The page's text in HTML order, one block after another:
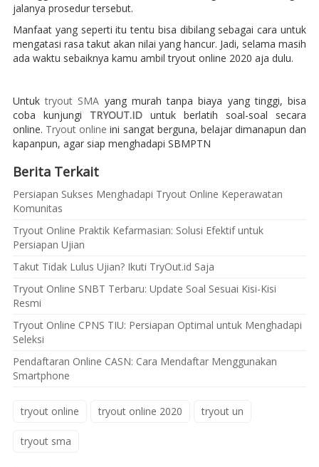
jalanya prosedur tersebut.
Manfaat yang seperti itu tentu bisa dibilang sebagai cara untuk
mengatasi rasa takut akan nilai yang hancur. Jadi, selama masih
ada waktu sebaiknya kamu ambil tryout online 2020 aja dulu.
Untuktryout SMA yang murah tanpa biaya yang tinggi, bisa
coba kunjungi TRYOUT.IDuntuk berlatih soal-soal secara
online. Tryout online ini sangat berguna, belajar dimanapun dan
kapanpun, agar siap menghadapi SBMPTN
Berita Terkait
Persiapan Sukses Menghadapi Tryout Online Keperawatan
Komunitas
Tryout Online Praktik Kefarmasian: Solusi Efektif untuk
Persiapan Ujian
Takut Tidak Lulus Ujian? Ikuti TryOut.id Saja
Tryout Online SNBT Terbaru: Update Soal Sesuai Kisi-Kisi
Resmi
Tryout Online CPNS TIU: Persiapan Optimal untuk Menghadapi
Seleksi
Pendaftaran Online CASN: Cara Mendaftar Menggunakan
Smartphone
tryout online tryout online 2020 tryout un
tryout sma